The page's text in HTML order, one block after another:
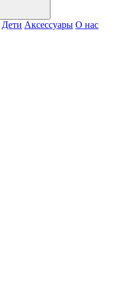
Дети Аксессуары О нас